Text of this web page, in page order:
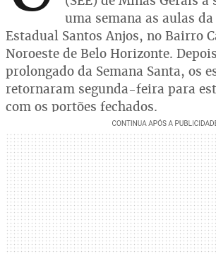
uma semana as aulas da
Estadual Santos Anjos, no Bairro
Noroeste de Belo Horizonte.
prolongado da Semana Santa, os
retornaram segunda-feira para
com os portões fechados.